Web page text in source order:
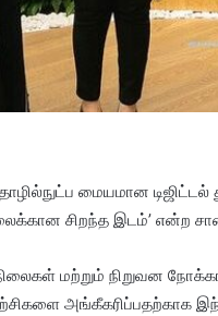
மையமான டிஜிட்டல்
சிறந்த இடம்’ என்ற
மற்றும் நிறுவன
அங்கீகரிப்பதற்காக